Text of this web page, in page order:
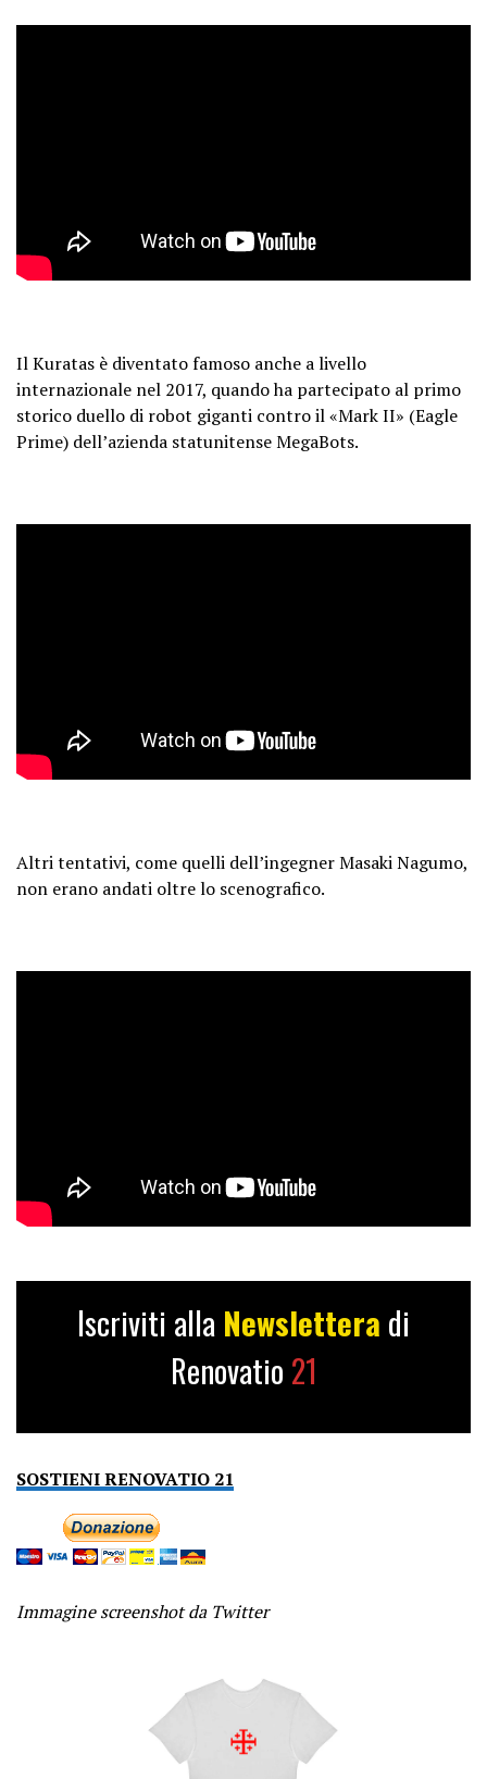
Il Kuratas è diventato famoso anche a livello
internazionale nel 2017, quando ha partecipato al primo
storico duello di robot giganti contro il «Mark II» (Eagle
Prime) dell’azienda statunitense MegaBots.
Altri tentativi, come quelli dell’ingegner Masaki Nagumo,
non erano andati oltre lo scenografico.
Iscriviti alla Newslettera di
Renovatio 21
SOSTIENI RENOVATIO 21
Immagine screenshot da Twitter